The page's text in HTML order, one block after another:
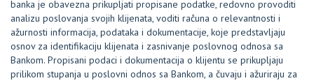
banka je obavezna prikupljati propisane podatke, redovno provoditi
analizu poslovanja svojih klijenata, voditi računa o relevantnosti i
ažurnosti informacija, podataka i dokumentacije, koje predstavljaju
osnov za identifikaciju klijenata i zasnivanje poslovnog odnosa sa
Bankom. Propisani podaci i dokumentacija o klijentu se prikupljaju
prilikom stupanja u poslovni odnos sa Bankom, a čuvaju i ažuriraju za